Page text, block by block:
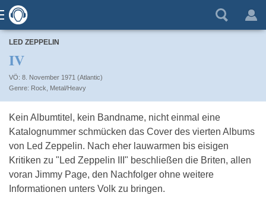
LED ZEPPELIN
IV
VÖ: 8. November 1971 (Atlantic)
Rock
Metal/Heavy
Kein Albumtitel, kein Bandname, nicht einmal eine
Katalognummer schmücken das Cover des vierten Albums
von Led Zeppelin. Nach eher lauwarmen bis eisigen
Kritiken zu "Led Zeppelin III" beschließen die Briten, allen
voran Jimmy Page, den Nachfolger ohne weitere
Informationen unters Volk zu bringen.